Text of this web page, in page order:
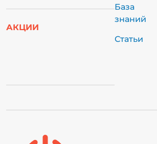
АКЦИИ
База
знаний
Статьи